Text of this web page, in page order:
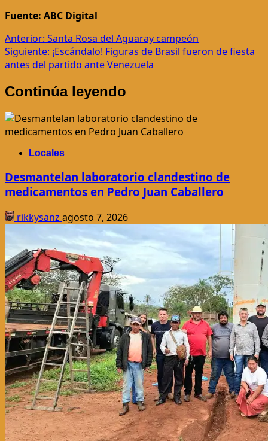
Fuente: ABC Digital
Navegación
de
entradas
Anterior: Santa Rosa del Aguaray campeón
Siguiente: ¡Escándalo! Figuras de Brasil fueron de fiesta
antes del partido ante Venezuela
Continúa leyendo
Locales
Desmantelan laboratorio clandestino de
medicamentos en Pedro Juan Caballero
rikkysanz agosto 7, 2026